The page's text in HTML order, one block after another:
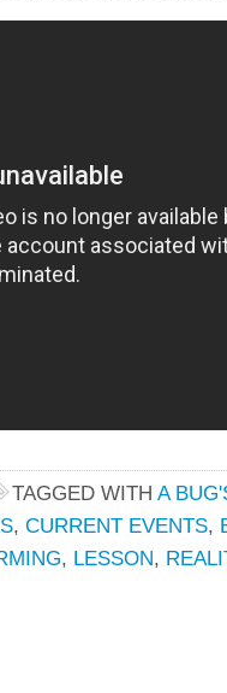
TAGGED WITH A
, CURRENT EVENTS,
, LESSON,